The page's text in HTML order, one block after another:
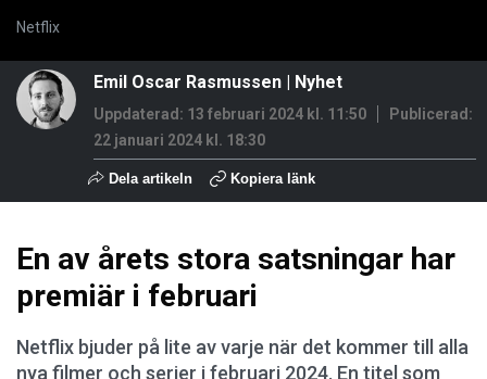
Netflix
Emil Oscar Rasmussen | Nyhet
Uppdaterad: 13 februari 2024 kl. 11:50
Publicerad:
22 januari 2024 kl. 18:30
Dela artikeln Kopiera länk
En av årets stora satsningar har
premiär i februari
Netflix bjuder på lite av varje när det kommer till alla
nya filmer och serier i februari 2024. En titel som